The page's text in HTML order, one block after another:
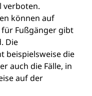
verboten.
können auf
Fußgänger gibt
Die
beispielsweise die
auch die Fälle, in
auf der